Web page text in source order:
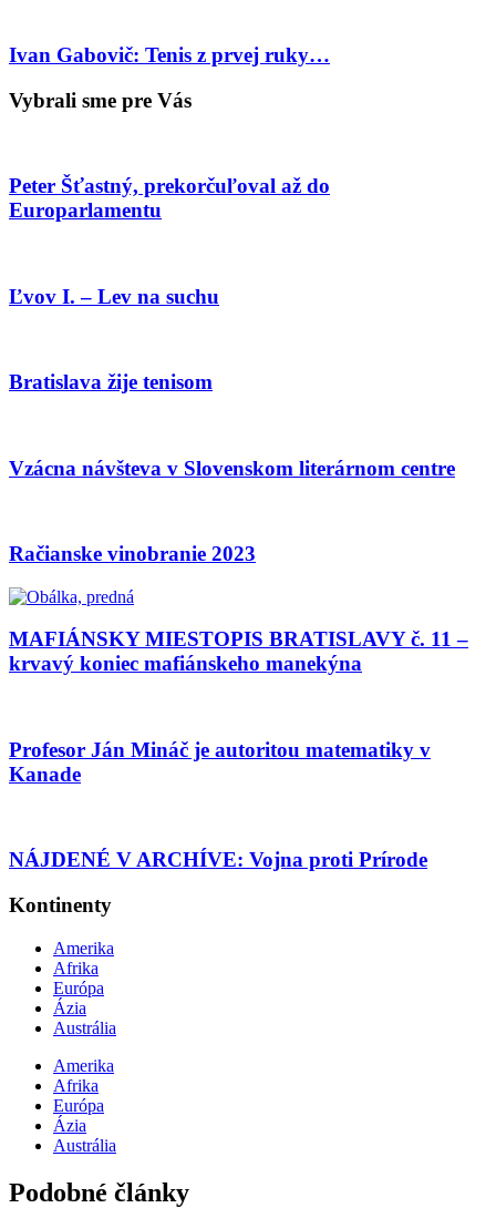
Ivan Gabovič: Tenis z prvej ruky…
Vybrali sme pre Vás
Peter Šťastný, prekorčuľoval až do
Europarlamentu
Ľvov I. – Lev na suchu
Bratislava žije tenisom
Vzácna návšteva v Slovenskom literárnom centre
Račianske vinobranie 2023
MAFIÁNSKY MIESTOPIS BRATISLAVY č. 11 –
krvavý koniec mafiánskeho manekýna
Profesor Ján Mináč je autoritou matematiky v
Kanade
NÁJDENÉ V ARCHÍVE: Vojna proti Prírode
Kontinenty
Amerika
Afrika
Európa
Ázia
Austrália
Amerika
Afrika
Európa
Ázia
Austrália
Podobné články